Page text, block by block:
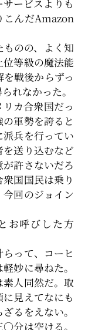
ービスよりも
こんだAmazon
のの、よく知
等級の魔法能
戦後からずっ
れなかった。
カ合衆国だっ
軍勢を誇ると
兵を行ってい
送り込むなど
許さないだろ
国国民は乗り
回のジョイン
お呼びした方
って、コーヒ
妙に尋ねた。
人同然だ。取
見えてなにも
るをえない。
分は空ける。